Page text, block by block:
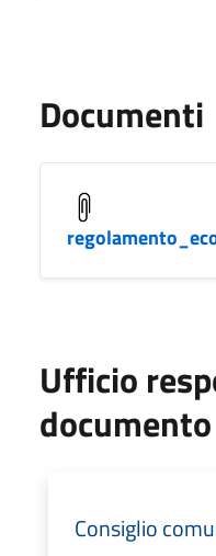
Documenti
Ufficio
documento
Consiglio